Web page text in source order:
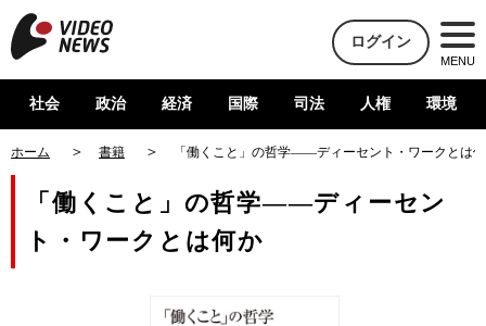
ログイン
MENU
社会 政治 経済 国際 司法 人権 環境
ホーム 書籍 「働くこと」の哲学――ディーセント・ワークとは
「働くこと」の哲学――ディーセン
ト・ワークとは何か